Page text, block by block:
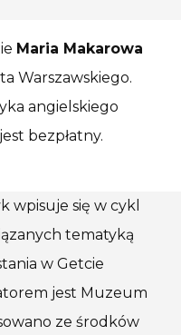
Maria Makarowa
Warszawskiego.
angielskiego
bezpłatny.
wpisuje się w cykl
tematyką
w Getcie
jest Muzeum
ze środków